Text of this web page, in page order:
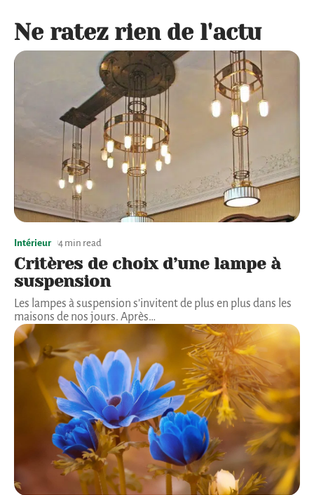
Ne ratez rien de l'actu
Intérieur 4 min read
Critères de choix d’une lampe à
suspension
Les lampes à suspension s’invitent de plus en plus dans les
maisons de nos jours. Après…